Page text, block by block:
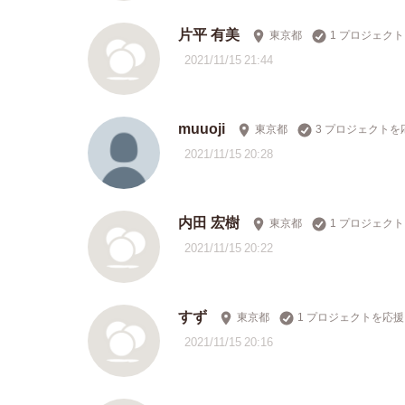
片平 有美 東京都 1 プロジェク
2021/11/15 21:44
muuoji 東京都 3 プロジェクトを
2021/11/15 20:28
内田 宏樹 東京都 1 プロジェク
2021/11/15 20:22
すず 東京都 1 プロジェクトを応援
2021/11/15 20:16